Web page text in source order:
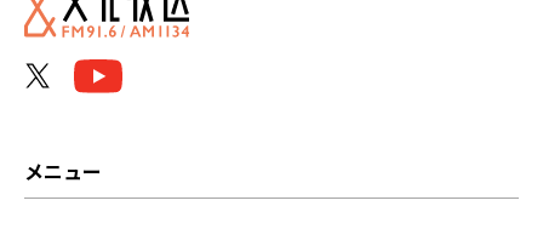
メニュー